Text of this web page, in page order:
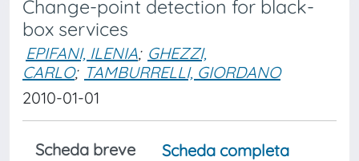
Change-point detection for black-
box services
EPIFANI, ILENIA; GHEZZI,
CARLO; TAMBURRELLI, GIORDANO
2010-01-01
Scheda breve
Scheda completa